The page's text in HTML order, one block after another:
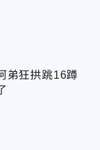
弟狂拱跳16蹲